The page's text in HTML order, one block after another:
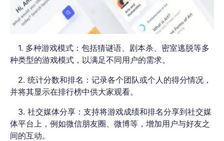
1. 多种游戏模式：包括猜谜语、剧本杀、密室逃脱等多
种类型的游戏模式，以满足不同用户的需求。
2. 统计分数和排名：记录各个团队或个人的得分情况，
并将其显示在排行榜中供大家观看。
3. 社交媒体分享：支持将游戏成绩和排名分享到社交媒
体平台上，例如微信朋友圈、微博等，增加用户与好友之
间的互动。